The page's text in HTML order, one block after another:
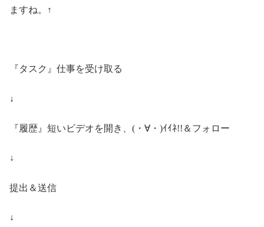
ますね。↑
『タスク』仕事を受け取る
↓
『履歴』短いビデオを開き、(・∀・)ｲｲﾈ!!＆フォロー
↓
提出＆送信
↓